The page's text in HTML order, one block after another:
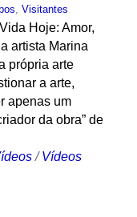
Visitantes
Hoje: Amor,
artista Marina
própria arte
a arte,
apenas um
da obra” de
/Vídeos